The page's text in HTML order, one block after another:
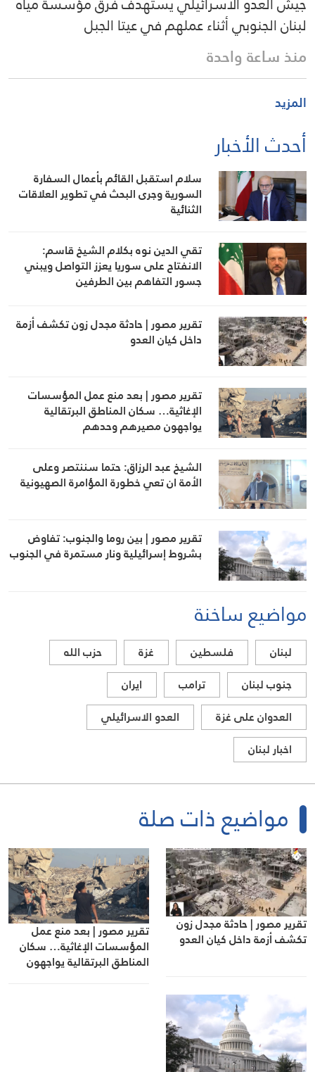
لبنان الجنوبي أثناء عملهم في عيتا الجبل
منذ ساعة واحدة
المزيد
أحدث الأخبار
سلام استقبل القائم بأعمال السفارة
السورية وجرى البحث في تطوير العلاقات
الثنائية
تقي الدين نوه بكلام الشيخ قاسم:
الانفتاح على سوريا يعزز التواصل ويبني
جسور التفاهم بين الطرفين
تقرير مصور | حادثة مجدل زون تكشف أزمة
داخل كيان العدو
تقرير مصور | بعد منع عمل المؤسسات
الإغاثية… سكان المناطق البرتقالية
يواجهون مصيرهم وحدهم
الشيخ عبد الرزاق: حتما سننتصر وعلى
الأمة ان تعي خطورة المؤامرة الصهيونية
تقرير مصور | بين روما والجنوب: تفاوض
بشروط إسرائيلية ونار مستمرة في الجنوب
مواضيع ساخنة
لبنان فلسطين غزة
حزب الله
جنوب لبنان
ترامب
ايران
العدوان على غزة
العدو الاسرائيلي
اخبار لبنان
مواضيع ذات صلة
تقرير مصور | حادثة مجدل زون
تكشف أزمة داخل كيان العدو تقرير مصور | بعد منع عمل
المؤسسات الإغاثية… سكان
المناطق البرتقالية يواجهون